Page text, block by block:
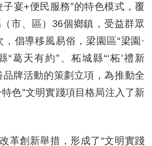
子宴+便民服務”的特色模式，覆
市、區）36個鄉鎮，受益群眾
倡導移風易俗，梁園區“梁園·
“葛天有約”、柘城縣“‘柘’禮新
品牌活動的策劃立項，為推動全
色”文明實踐項目格局注入了新
創新舉措，形成了“文明實踐